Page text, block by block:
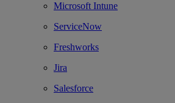
Microsoft Intune
ServiceNow
Freshworks
Jira
Salesforce